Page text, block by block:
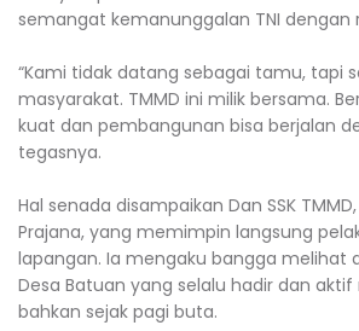
semangat kemanunggalan TNI dengan
“Kami tidak datang sebagai tamu, tapi
masyarakat. TMMD ini milik bersama.
kuat dan pembangunan bisa berjalan
tegasnya.
Hal senada disampaikan Dan SSK
Prajana, yang memimpin langsung
lapangan. Ia mengaku bangga melihat
Desa Batuan yang selalu hadir dan
bahkan sejak pagi buta.